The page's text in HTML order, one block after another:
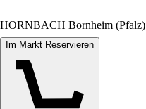
HORNBACH Bornheim (Pfalz)
Im Markt Reservieren